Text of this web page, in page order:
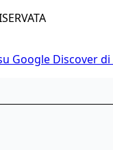
Google Discover